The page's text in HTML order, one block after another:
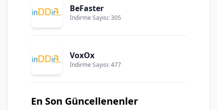
BeFaster
İndirme Sayısı: 305
VoxOx
İndirme Sayısı: 477
En Son Güncellenenler